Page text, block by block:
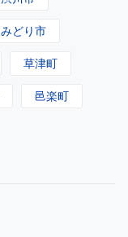
みどり市
草津町
邑楽町